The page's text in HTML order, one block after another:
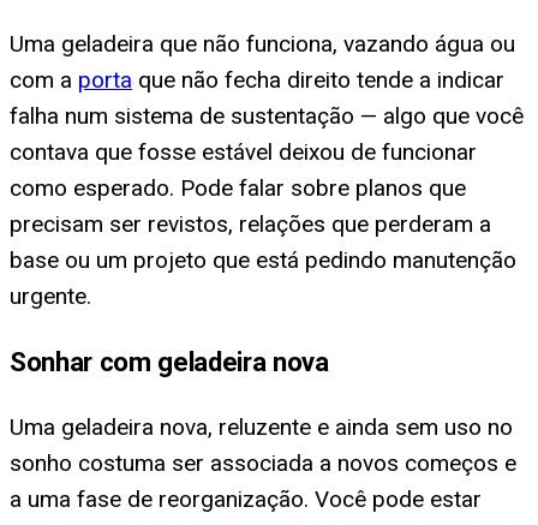
Uma geladeira que não funciona, vazando água ou
com a porta que não fecha direito tende a indicar
falha num sistema de sustentação — algo que você
contava que fosse estável deixou de funcionar
como esperado. Pode falar sobre planos que
precisam ser revistos, relações que perderam a
base ou um projeto que está pedindo manutenção
urgente.
Sonhar com geladeira nova
Uma geladeira nova, reluzente e ainda sem uso no
sonho costuma ser associada a novos começos e
a uma fase de reorganização. Você pode estar